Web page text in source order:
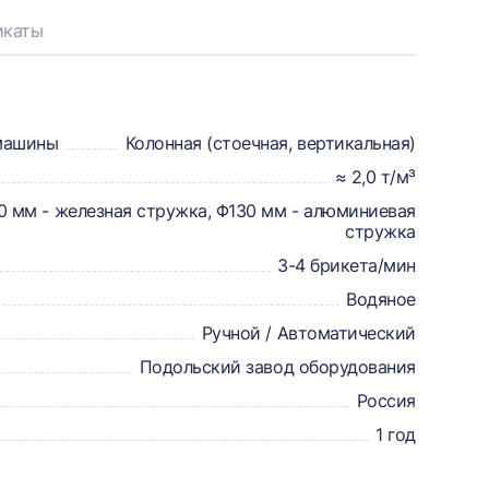
Колонная (стоечная, вертикальная)
≈ 2,0 т/м³
мм - железная стружка, Φ130 мм - алюминиевая
стружка
3-4 брикета/мин
Водяное
Ручной / Автоматический
Подольский завод оборудования
Россия
1 год